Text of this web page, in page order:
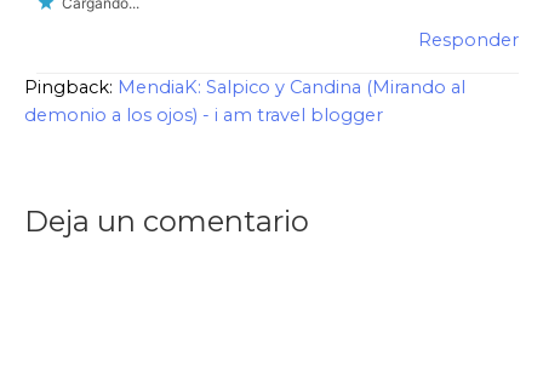
Responder
Pingback: MendiaK: Salpico y Candina (Mirando al
demonio a los ojos) - i am travel blogger
Deja un comentario